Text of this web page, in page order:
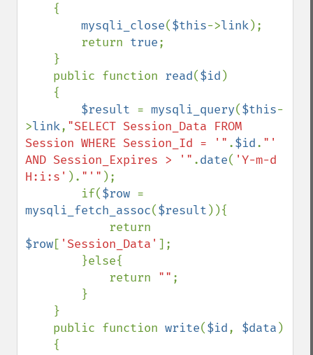
mysqli_close($this->link);
        return
true;
    public function
read($id )
$result = mysqli_query($this-
>link, "SELECT Session_Data FROM
Session WHERE Session_Id = '" .$id. "'
AND Session_Expires > '" .date( 'Y-m-d
H:i:s' ). "'" );
        if(
$row
mysqli_fetch_assoc($result )){
$row[ 'Session_Data' ];
            return
"" ;
    public function
write($id, $data )